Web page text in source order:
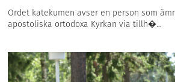
Ordet katekumen avser en person som
apostoliska ortodoxa Kyrkan via tillh�...